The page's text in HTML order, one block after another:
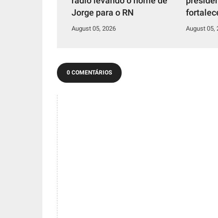
Jorge para o RN
August 05, 2026
Juninho
August 05,
0 COMENTÁRIOS